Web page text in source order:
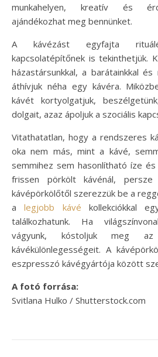
munkahelyen, kreatív és
ajándékozhat meg bennünket.
A kávézást egyfajta
kapcsolatépítőnek is tekinthetjük.
házastársunkkal, a barátainkkal
áthívjuk néha egy kávéra.
kávét kortyolgatjuk,
dolgait, azaz ápoljuk a szociális
Vitathatatlan, hogy a rendszeres
oka nem más, mint a kávé,
semmihez sem hasonlítható íze
frissen pörkölt kávénál,
kávépörkölőtől szerezzük be a
alegjobb kávé kollekciókkal
találkozhatunk. Ha
vágyunk, kóstoljuk meg az
kávékülönlegességeit. A
eszpresszó kávégyártója között
A fotó forrása:
Svitlana Hulko / Shutterstock.com